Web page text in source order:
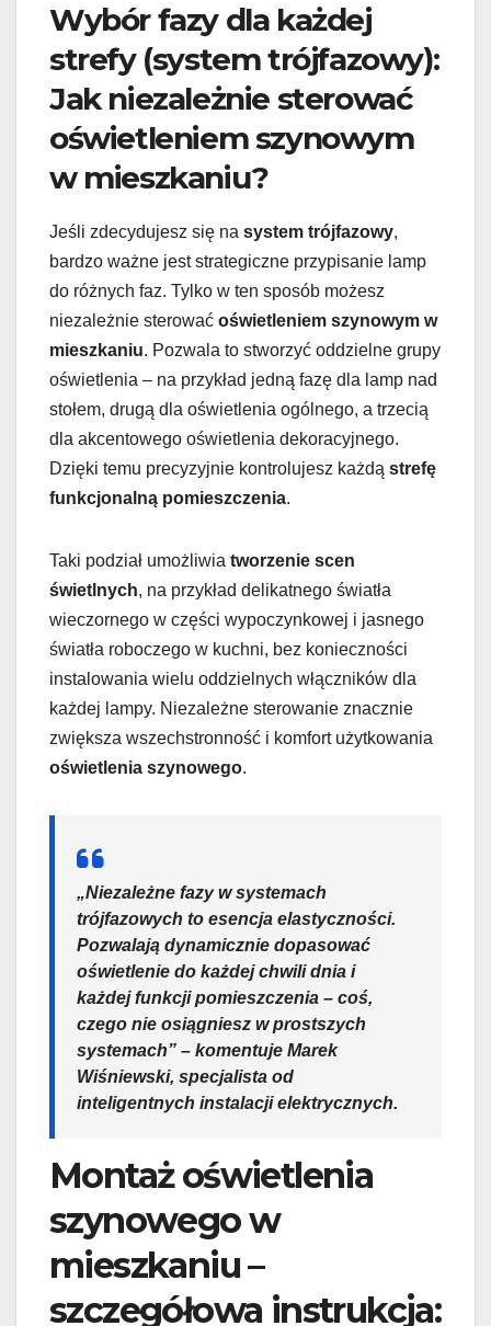
Wybór fazy dla każdej
strefy (system trójfazowy):
Jak niezależnie sterować
oświetleniem szynowym
w mieszkaniu?
Jeśli zdecydujesz się na system trójfazowy,
bardzo ważne jest strategiczne przypisanie lamp
do różnych faz. Tylko w ten sposób możesz
niezależnie sterować oświetleniem szynowym w
mieszkaniu. Pozwala to stworzyć oddzielne grupy
oświetlenia – na przykład jedną fazę dla lamp nad
stołem, drugą dla oświetlenia ogólnego, a trzecią
dla akcentowego oświetlenia dekoracyjnego.
Dzięki temu precyzyjnie kontrolujesz każdą strefę
funkcjonalną pomieszczenia.
Taki podział umożliwia tworzenie scen
świetlnych, na przykład delikatnego światła
wieczornego w części wypoczynkowej i jasnego
światła roboczego w kuchni, bez konieczności
instalowania wielu oddzielnych włączników dla
każdej lampy. Niezależne sterowanie znacznie
zwiększa wszechstronność i komfort użytkowania
oświetlenia szynowego.
„Niezależne fazy w systemach
trójfazowych to esencja elastyczności.
Pozwalają dynamicznie dopasować
oświetlenie do każdej chwili dnia i
każdej funkcji pomieszczenia – coś,
czego nie osiągniesz w prostszych
systemach” – komentuje Marek
Wiśniewski, specjalista od
inteligentnych instalacji elektrycznych.
Montaż oświetlenia
szynowego w
mieszkaniu –
szczegółowa instrukcja: